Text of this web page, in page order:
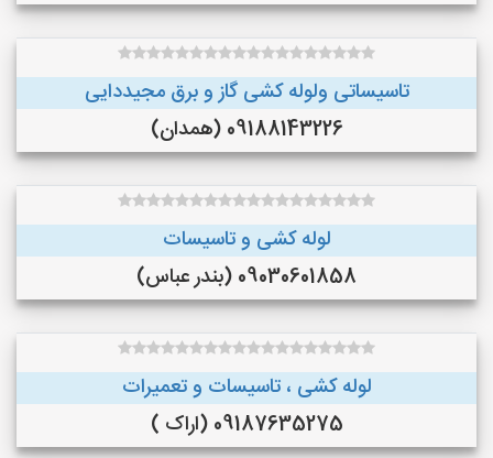
تاسیساتی ولوله کشی گاز و برق مجیددایی
09188143226 (همدان)
لوله کشی و تاسیسات
09030601858 (بندر عباس)
لوله کشی ، تاسیسات و تعمیرات
09187635275 (اراک )